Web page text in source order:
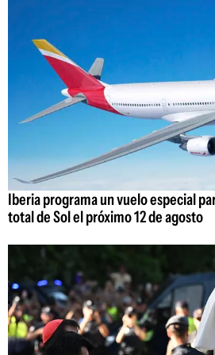
Iberia programa un vuelo especial
total de Sol el próximo 12 de agosto